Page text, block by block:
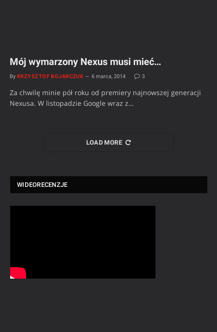
Mój wymarzony Nexus musi mieć…
By KRZYSZTOF BOJARCZUK 6 marca, 2014 3
Za chwilę minie pół roku od premiery najnowszej generacji
Nexusa. W listopadzie Google wraz z…
LOAD MORE
WIDEORECENZJE